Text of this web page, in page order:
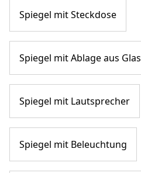
Spiegel mit Steckdose
Spiegel mit Ablage aus Glas
Spiegel mit Lautsprecher
Spiegel mit Beleuchtung